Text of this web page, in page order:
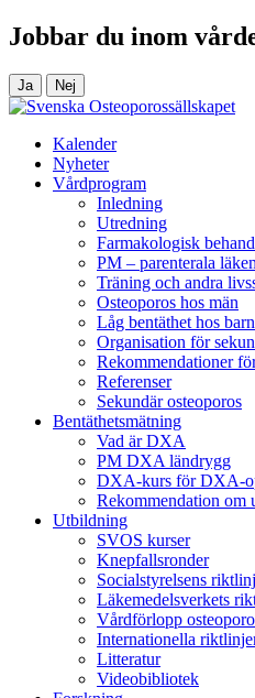
Jobbar du inom
Ja Nej
Kalender
Nyheter
Vårdprogram
Inledning
Utredning
Farmakologisk
PM – parenterala
Träning och andra
Osteoporos hos män
Låg bentäthet hos
Organisation för
Rekommendationer
Referenser
Sekundär osteoporos
Bentäthetsmätning
Vad är DXA
PM DXA ländrygg
DXA-kurs för DXA-
Rekommendation
Utbildning
SVOS kurser
Knepfallsronder
Socialstyrelsens
Läkemedelsverkets
Vårdförlopp
Internationella
Litteratur
Videobibliotek